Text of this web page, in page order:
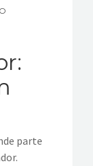
parte